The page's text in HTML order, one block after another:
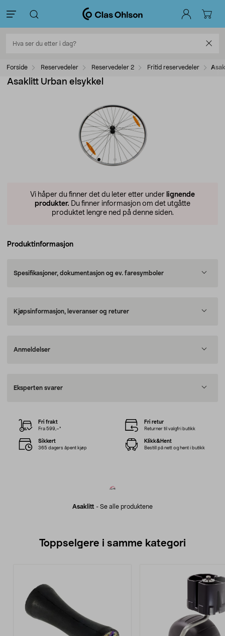
Forside Reservedeler Reservedeler 2 Fritid reservedeler
Asaklitt Urban elsykkel
Vi håper du finner det du leter etter under lignende
produkter. Du finner informasjon om det utgåtte
produktet lengre ned på denne siden.
Produktinformasjon
Spesifikasjoner, dokumentasjon og ev. faresymboler
Kjøpsinformasjon, leveranser og returer
Anmeldelser
Eksperten svarer
Asaklitt - Se alle produktene
Fri frakt
Fra 599,–*
Fri retur
Returner til valgfri butikk
Sikkert
365 dagers åpent kjøp
Klikk&Hent
Bestill på nett og hent i butikk
Toppselgere i samme kategori